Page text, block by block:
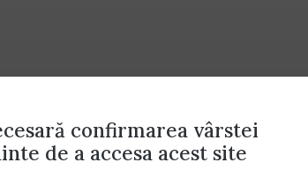
confirmarea vârstei
de a accesa acest site